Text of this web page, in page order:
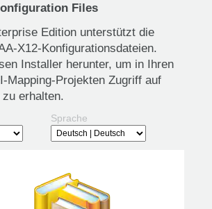
Files
Edition unterstützt die
X12-Konfigurationsdateien.
Installer herunter, um in Ihren
Mapping-Projekten Zugriff auf
erhalten.
Sprache